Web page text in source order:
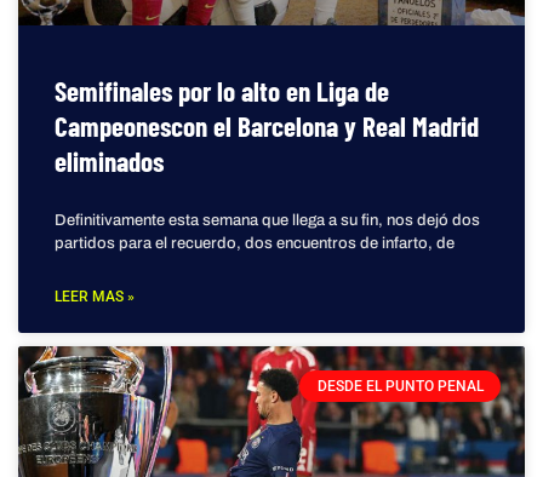
Semifinales por lo alto en Liga de
Campeonescon el Barcelona y Real Madrid
eliminados
Definitivamente esta semana que llega a su fin, nos dejó dos
partidos para el recuerdo, dos encuentros de infarto, de
LEER MAS »
DESDE EL PUNTO PENAL